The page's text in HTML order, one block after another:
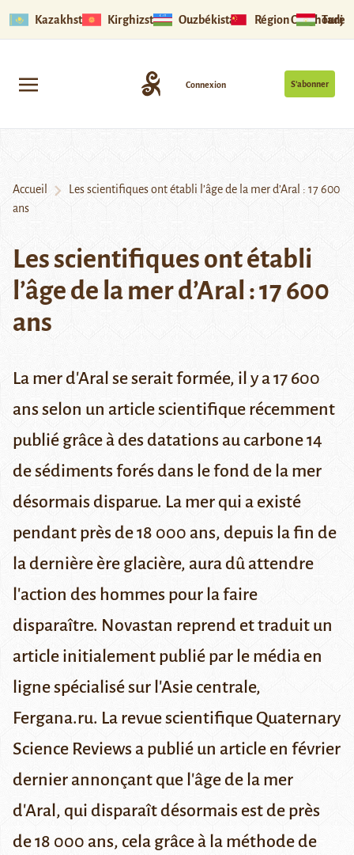
Kazakhstan Kirghizstan Ouzbékistan Région Ouïghoure
S’abonner
Connexion
Accueil
Les scientifiques ont établi l’âge de la mer d’Aral : 17 600
ans
Les scientifiques ont établi
l’âge de la mer d’Aral : 17 600
ans
La mer d'Aral se serait formée, il y a 17 600
ans selon un article scientifique récemment
publié grâce à des datations au carbone 14
de sédiments forés dans le fond de la mer
désormais disparue. La mer qui a existé
pendant près de 18 000 ans, depuis la fin de
la dernière ère glacière, aura dû attendre
l'action des hommes pour la faire
disparaître. Novastan reprend et traduit un
article initialement publié par le média en
ligne spécialisé sur l'Asie centrale,
Fergana.ru. La revue scientifiqueQuaternary
Science Reviews a publié un article en février
dernier annonçant que l'âge de la mer
d'Aral, qui disparaît désormais est de près
de 18 000 ans, cela grâce à la méthode de